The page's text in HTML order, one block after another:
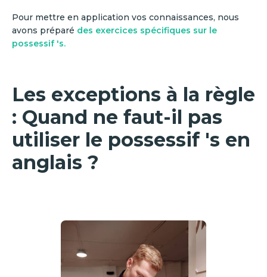
Pour mettre en application vos connaissances, nous
avons préparé des exercices spécifiques sur le
possessif 's.
Les exceptions à la règle
: Quand ne faut-il pas
utiliser le possessif 's en
anglais ?